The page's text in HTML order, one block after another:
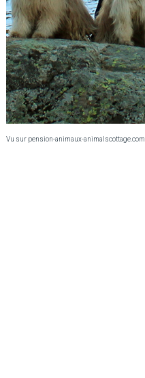
Vu sur pension-animaux-animalscottage.com